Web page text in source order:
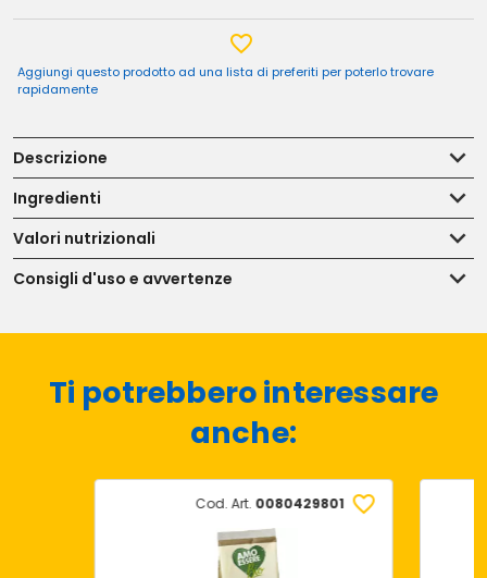
Aggiungi questo prodotto ad una lista di preferiti per poterlo trovare
rapidamente
Descrizione
Ingredienti
Valori nutrizionali
Consigli d'uso e avvertenze
Ti potrebbero interessare
anche:
Cod. Art. 0080429801